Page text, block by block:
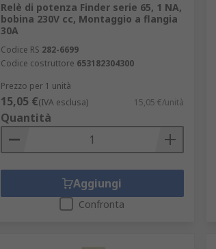
Relè di potenza Finder serie 65, 1 NA,
bobina 230V cc, Montaggio a flangia
30A
Codice RS 282-6699
Codice costruttore 653182304300
Prezzo per 1 unità
15,05 €(IVA esclusa) 15,05 €/unità
Quantità
Aggiungi
Confronta